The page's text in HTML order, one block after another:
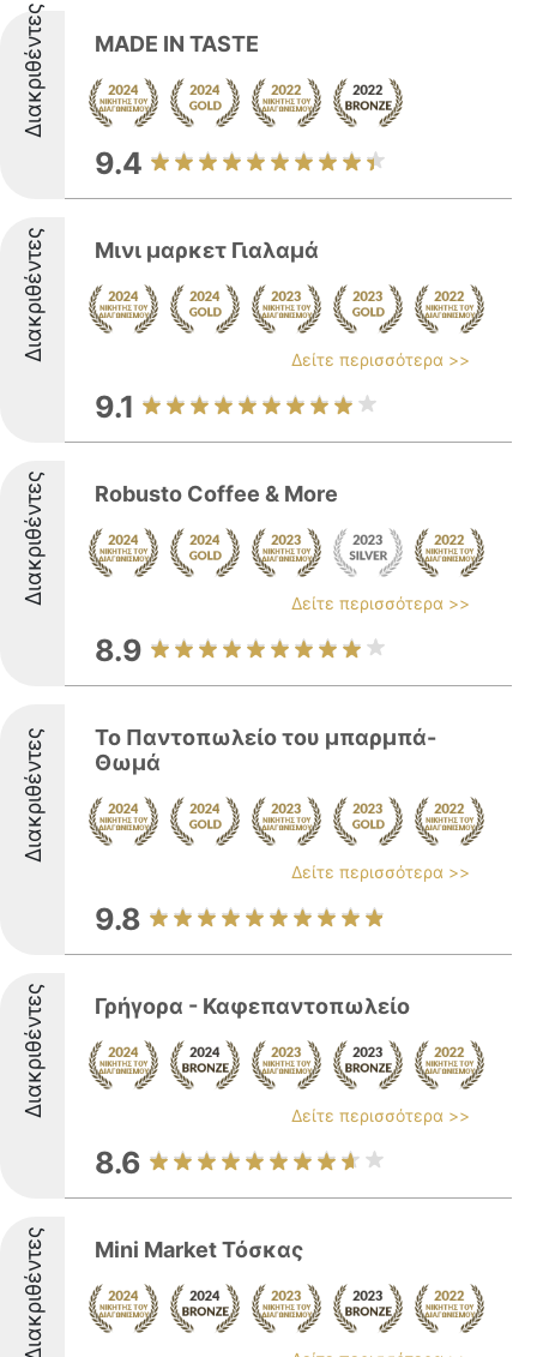
Διακριθέντες MADE IN TASTE
9.4
Διακριθέντες Μινι μαρκετ Γιαλαμά
Δείτε περισσότερα >>
9.1
Διακριθέντες Robusto Coffee & More
Δείτε περισσότερα >>
8.9
Διακριθέντες
Το Παντοπωλείο του μπαρμπά-
Θωμά
Δείτε περισσότερα >>
9.8
Διακριθέντες Γρήγορα - Καφεπαντοπωλείο
Δείτε περισσότερα >>
8.6
Διακριθέντες Mini Market Τόσκας